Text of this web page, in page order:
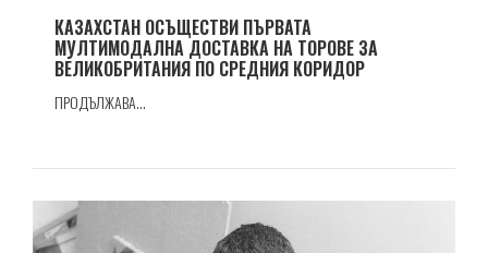
КАЗАХСТАН ОСЪЩЕСТВИ ПЪРВАТА
МУЛТИМОДАЛНА ДОСТАВКА НА ТОРОВЕ ЗА
ВЕЛИКОБРИТАНИЯ ПО СРЕДНИЯ КОРИДОР
ПРОДЪЛЖАВА...